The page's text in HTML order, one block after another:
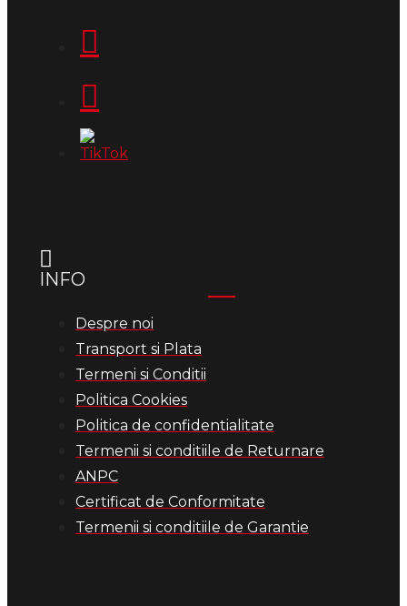
INFO
Despre noi
Transport si Plata
Termeni si Conditii
Politica Cookies
Politica de confidentialitate
Termenii si conditiile de Returnare
ANPC
Certificat de Conformitate
Termenii si conditiile de Garantie